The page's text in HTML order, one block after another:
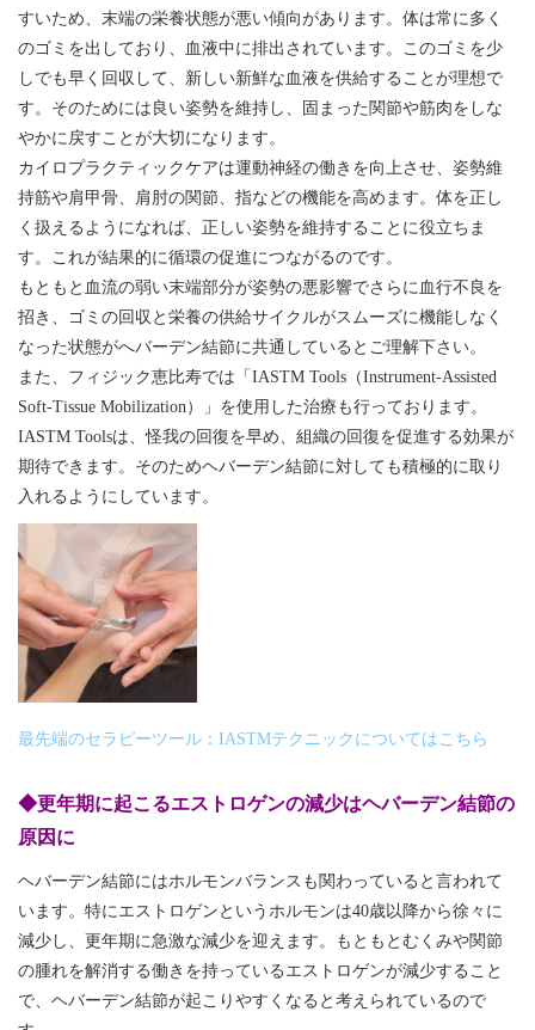
すいため、末端の栄養状態が悪い傾向があります。体は常に多く
のゴミを出しており、血液中に排出されています。このゴミを少
しでも早く回収して、新しい新鮮な血液を供給することが理想で
す。そのためには良い姿勢を維持し、固まった関節や筋肉をしな
やかに戻すことが大切になります。
カイロプラクティックケアは運動神経の働きを向上させ、姿勢維
持筋や肩甲骨、肩肘の関節、指などの機能を高めます。体を正し
く扱えるようになれば、正しい姿勢を維持することに役立ちま
す。これが結果的に循環の促進につながるのです。
もともと血流の弱い末端部分が姿勢の悪影響でさらに血行不良を
招き、ゴミの回収と栄養の供給サイクルがスムーズに機能しなく
なった状態がへバーデン結節に共通しているとご理解下さい。
また、フィジック恵比寿では「IASTM Tools（Instrument-Assisted
Soft-Tissue Mobilization）」を使用した治療も行っております。
IASTM Toolsは、怪我の回復を早め、組織の回復を促進する効果が
期待できます。そのためヘバーデン結節に対しても積極的に取り
入れるようにしています。
最先端のセラピーツール：IASTMテクニックについてはこちら
◆更年期に起こるエストロゲンの減少はヘバーデン結節の
原因に
ヘバーデン結節にはホルモンバランスも関わっていると言われて
います。特にエストロゲンというホルモンは40歳以降から徐々に
減少し、更年期に急激な減少を迎えます。もともとむくみや関節
の腫れを解消する働きを持っているエストロゲンが減少すること
で、ヘバーデン結節が起こりやすくなると考えられているので